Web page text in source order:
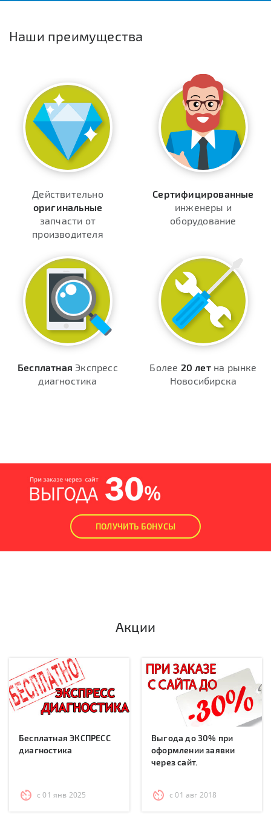
Наши преимущества
Действительно
оригинальные
запчасти от
производителя
Сертифицированные
инженеры и
оборудование
Бесплатная Экспресс
диагностика
Более 20 летна рынке
Новосибирска
ПОЛУЧИТЬ БОНУСЫ
Акции
Бесплатная ЭКСПРЕСС
диагностика
с 01 янв 2025
Выгода до 30% при
оформлении заявки
через сайт.
с 01 авг 2018